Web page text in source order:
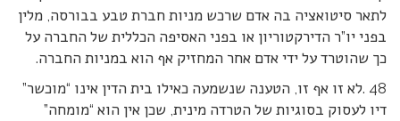
לתאר סיטואציה בה אדם שרכש מניות חברת טבע בבורסה, מלין
בפני יו”ר הדירקטוריון או בפני האסיפה הכללית של החברה על
כך שהוטרד על ידי אדם אחר המחזיק אף הוא במניות החברה.
48 .לא זו אף זו, הטענה שנשמעה כאילו בית הדין אינו “מוכשר”
דיו לעסוק בסוגיות של הטרדה מינית, שכן אין הוא “מומחה”